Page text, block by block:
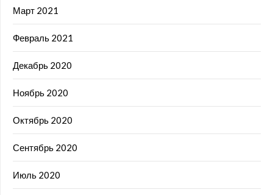
Март 2021
Февраль 2021
Декабрь 2020
Ноябрь 2020
Октябрь 2020
Сентябрь 2020
Июль 2020